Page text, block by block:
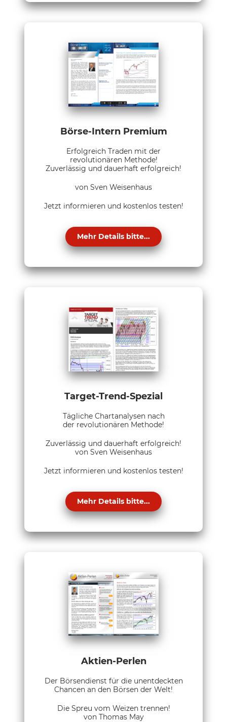
Börse-Intern Premium
Erfolgreich Traden mit der
revolutionären Methode!
Zuverlässig und dauerhaft erfolgreich!
von Sven Weisenhaus
Jetzt informieren und kostenlos testen!
Mehr Details bitte...
Target-Trend-Spezial
Tägliche Chartanalysen nach
der revolutionären Methode!
Zuverlässig und dauerhaft erfolgreich!
von Sven Weisenhaus
Jetzt informieren und kostenlos testen!
Mehr Details bitte...
Aktien-Perlen
Der Börsendienst für die unentdeckten
Chancen an den Börsen der Welt!
Die Spreu vom Weizen trennen!
von Thomas May